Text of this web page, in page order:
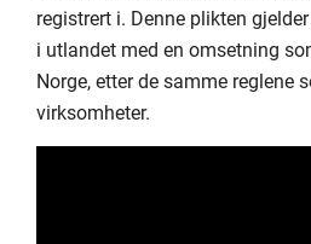
registrert i. Denne plikten
i utlandet med en omsetning
Norge, etter de samme reglene
virksomheter.